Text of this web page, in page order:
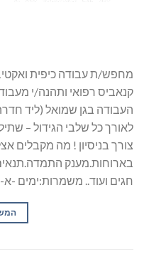
מחפש/ת עבודה כיפית
קנאביס רפואי ותהנה/י
העבודה בגן שמואל (ליד
לאורך כל שלבי הגידול –
צורך בניסיון ! מה מקבלים
בארוחות.מענק
חגים ועוד.. משמרות:ימים -א-ד = 7:00-16:00